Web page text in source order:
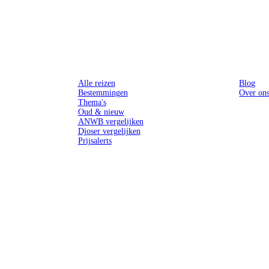
Alle reizen
Bestemmingen
Thema's
Oud & nieuw
ANWB vergelijken
Djoser vergelijken
Prijsalerts
Blog
Over ons